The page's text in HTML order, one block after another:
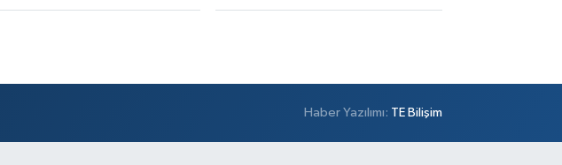
Haber Yazılımı: TE Bilişim